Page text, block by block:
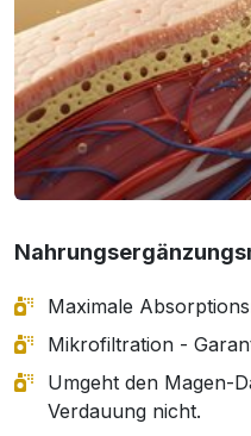
Maximale
Mikrofiltration -
Umgeht den Magen-
Verdauung nicht.